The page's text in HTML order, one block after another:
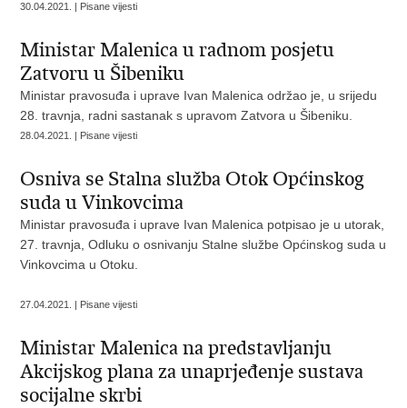
30.04.2021. | Pisane vijesti
Ministar Malenica u radnom posjetu
Zatvoru u Šibeniku
Ministar pravosuđa i uprave Ivan Malenica održao je, u srijedu
28. travnja, radni sastanak s upravom Zatvora u Šibeniku.
28.04.2021. | Pisane vijesti
Osniva se Stalna služba Otok Općinskog
suda u Vinkovcima
Ministar pravosuđa i uprave Ivan Malenica potpisao je u utorak,
27. travnja, Odluku o osnivanju Stalne službe Općinskog suda u
Vinkovcima u Otoku.
27.04.2021. | Pisane vijesti
Ministar Malenica na predstavljanju
Akcijskog plana za unaprjeđenje sustava
socijalne skrbi